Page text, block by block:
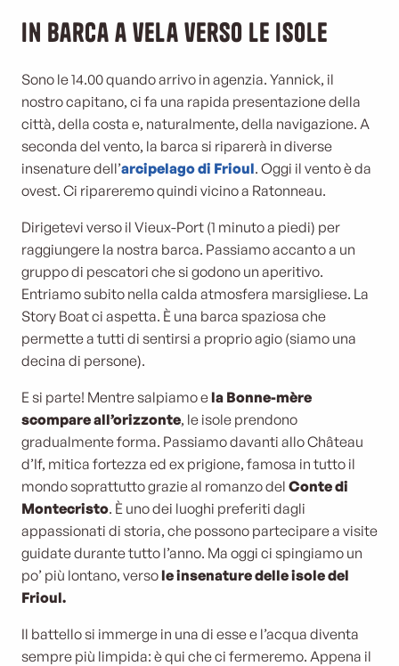
In barca a vela verso le isole
Sono le 14.00 quando arrivo in agenzia. Yannick, il
nostro capitano, ci fa una rapida presentazione della
città, della costa e, naturalmente, della navigazione. A
seconda del vento, la barca si riparerà in diverse
insenature dell’arcipelago di Frioul. Oggi il vento è da
ovest. Ci ripareremo quindi vicino a Ratonneau.
Dirigetevi verso il Vieux-Port (1 minuto a piedi) per
raggiungere la nostra barca. Passiamo accanto a un
gruppo di pescatori che si godono un aperitivo.
Entriamo subito nella calda atmosfera marsigliese. La
Story Boat ci aspetta. È una barca spaziosa che
permette a tutti di sentirsi a proprio agio (siamo una
decina di persone).
E si parte! Mentre salpiamo e la Bonne-mère
scompare all’orizzonte, le isole prendono
gradualmente forma. Passiamo davanti allo Château
d’If, mitica fortezza ed ex prigione, famosa in tutto il
mondo soprattutto grazie al romanzo del Conte di
Montecristo. È uno dei luoghi preferiti dagli
appassionati di storia, che possono partecipare a visite
guidate durante tutto l’anno. Ma oggi ci spingiamo un
po’ più lontano, verso le insenaturedelle isole del
Frioul.
Il battello si immerge in una di esse e l’acqua diventa
sempre più limpida: è qui che ci fermeremo. Appena il